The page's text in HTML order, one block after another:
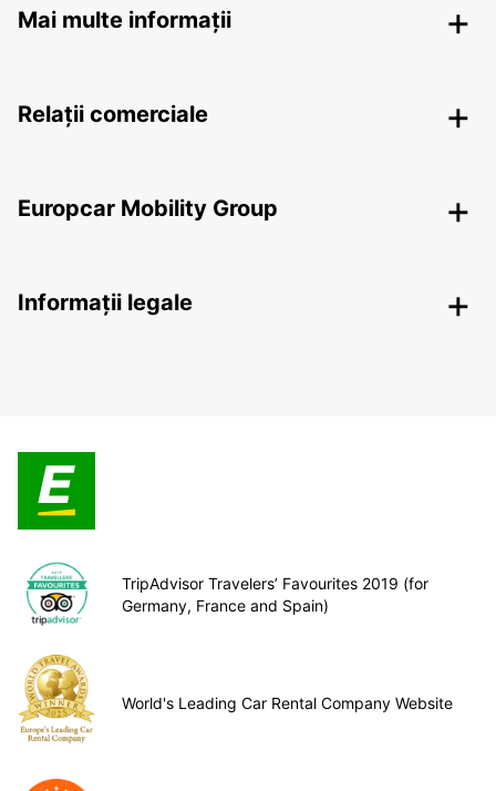
Mai multe informații
Relații comerciale
Europcar Mobility Group
Informații legale
TripAdvisor Travelers’ Favourites 2019 (for
Germany, France and Spain)
World's Leading Car Rental Company Website